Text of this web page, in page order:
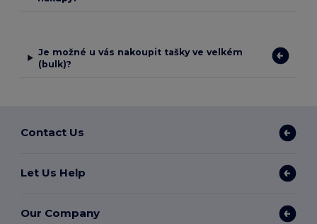
Je možné u vás nakoupit tašky ve velkém
(bulk)?
Contact Us
Let Us Help
Our Company